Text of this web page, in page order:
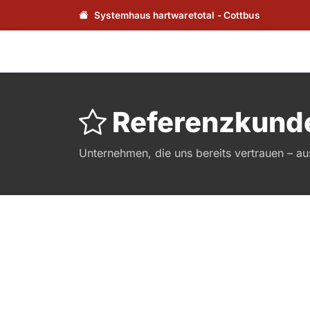
Systemhaus hartwaretotal - Cottbus
Unternehmen, die uns bereits vertrauen –